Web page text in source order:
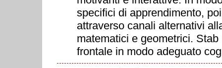
specifici di apprendimento,
attraverso canali alternativi
matematici e geometrici.
frontale in modo adeguato